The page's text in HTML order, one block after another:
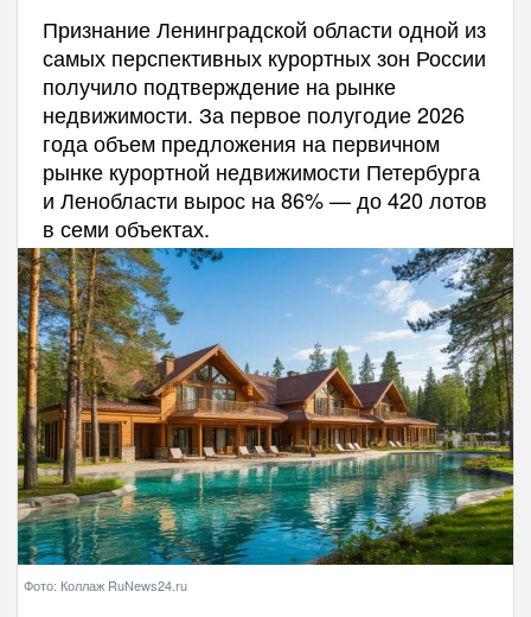
Признание Ленинградской области одной из
самых перспективных курортных зон России
получило подтверждение на рынке
недвижимости. За первое полугодие 2026
года объем предложения на первичном
рынке курортной недвижимости Петербурга
и Ленобласти вырос на 86% — до 420 лотов
в семи объектах.
Фото: Коллаж RuNews24.ru